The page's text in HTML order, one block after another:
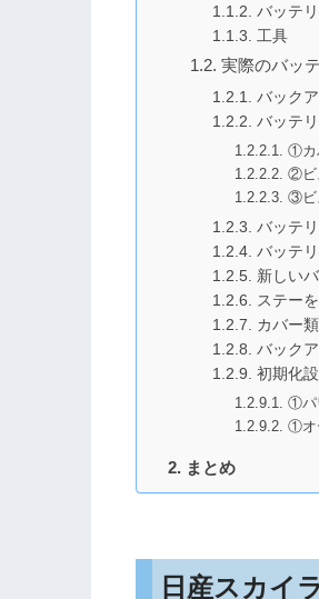
バッテ
工具
実際のバッ
バック
バッテ
①カ
②ビ
③ビ
バッテ
バッテ
新しい
ステー
カバー
バック
初期化
①パ
①オ
まとめ
日産スカイ